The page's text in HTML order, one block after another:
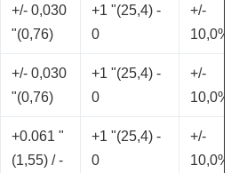
+/- 0,030
"(0,76)
+1 "(25,4) -
0
+/-
10,0%
+/- 0,030
"(0,76)
+1 "(25,4) -
0
+/-
10,0%
+0.061 "
(1,55) / -
+1 "(25,4) -
0
+/-
10,0%